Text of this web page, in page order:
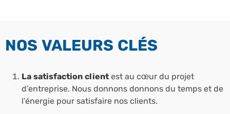
NOS VALEURS CLÉS
La satisfaction client est au cœur du projet
d’entreprise. Nous donnons donnons du temps et de
l’énergie pour satisfaire nos clients.